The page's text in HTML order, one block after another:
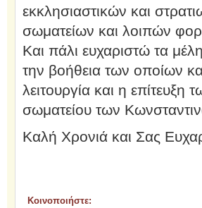
εκκλησιαστικών και
σωματείων και λοιπών
Και πάλι ευχαριστώ τα
την βοήθεια των οποίων
λειτουργία και η
σωματείου των
Καλή Χρονιά και Σας
Κοινοποιήστε: